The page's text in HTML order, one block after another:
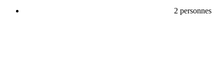
2 personnes